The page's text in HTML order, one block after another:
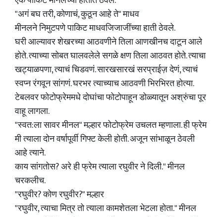
"अगं बघ तरी, कोणाचं, कुठून आहे ते" माधव
मीनलने निमुटपणे पाकिट माधवजिजाजींच्या हाती ठेवले.
घरी आल्यावर शेखरच्या आठवणीने तिला आणखीनच दाटून आले
होते. त्याच्या सोबत घालवलेले सगळे क्षण तिला आठवत होते. त्याचा
खट्याळपणा, त्याचं चिडवणं. सारखसारखं सरप्राईज़ देणं, त्याचं
स्वप्न रंगवून सांगणं. घरभर त्याच्याच आठवणी भिरभिरत होत्या.
टेबलवर फोटोफ्रेममधे दोघांचा फोटोपाहून डोळ्यातून अश्रुंचा पूर
वाहू लागला.
"स्वत:ला सावर मीनल" मल्हार फोटोफ्रेम उचलत म्हणाला. ही फ्रेम
मी त्याला दोन वर्षापूर्वी गिफ्ट केली होती. अजून सांभाळून ठेवली
आहे त्याने.
काय सांगतोस? अरे ही फ्रेम त्याला रघुवीर ने दिली." मीनल
चरकलीच.
"रघुवीर? कोण रघुवीर?" मल्हार
"रघुवीर, त्याचा मित्र तो त्याला कामशेतला भेटला होता." मीनल